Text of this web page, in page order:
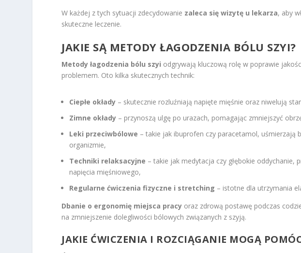
W każdej z tych sytuacji zdecydowanie zaleca się wizytę u lekarza, aby
skuteczne leczenie.
JAKIE SĄ METODY ŁAGODZENIA BÓLU SZYI?
Metody łagodzenia bólu szyi odgrywają kluczową rolę w poprawie
problemem. Oto kilka skutecznych technik:
Ciepłe okłady – skutecznie rozluźniają napięte mięśnie oraz niwelują
Zimne okłady – przynoszą ulgę po urazach, pomagając zmniejszyć
Leki przeciwbólowe – takie jak ibuprofen czy paracetamol, uśmierzają
organizmie,
Techniki relaksacyjne – takie jak medytacja czy głębokie oddychanie,
napięcia mięśniowego,
Regularne ćwiczenia fizyczne i stretching – istotne dla utrzymania
Dbanie o ergonomię miejsca pracy oraz zdrową postawę podczas
na zmniejszenie dolegliwości bólowych związanych z szyją.
JAKIE ĆWICZENIA I ROZCIĄGANIE MOGĄ